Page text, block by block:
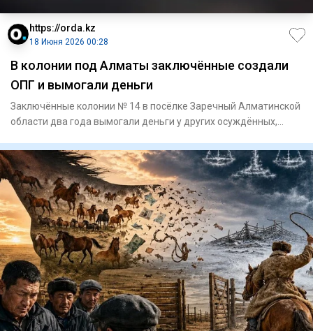
https://orda.kz
18 Июня 2026 00:28
В колонии под Алматы заключённые создали
ОПГ и вымогали деньги
Заключённые колонии № 14 в посёлке Заречный Алматинской
области два года вымогали деньги у других осуждённых,